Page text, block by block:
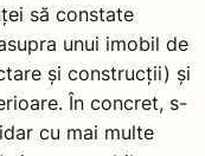
să constate
unui imobil de
și construcții) și
În concret, s-
cu mai multe